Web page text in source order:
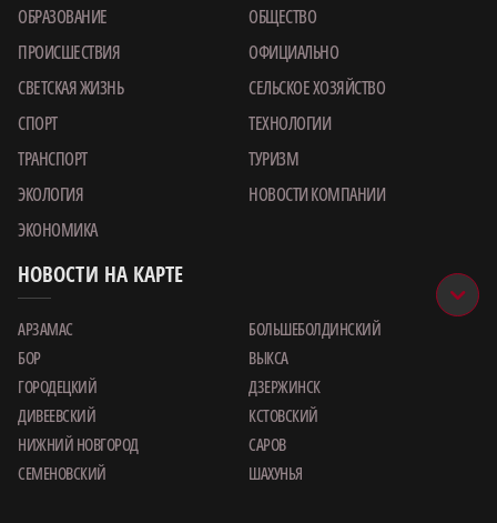
ОБРАЗОВАНИЕ
ОБЩЕСТВО
ПРОИСШЕСТВИЯ
ОФИЦИАЛЬНО
СВЕТСКАЯ ЖИЗНЬ
СЕЛЬСКОЕ ХОЗЯЙСТВО
СПОРТ
ТЕХНОЛОГИИ
ТРАНСПОРТ
ТУРИЗМ
ЭКОЛОГИЯ
НОВОСТИ КОМПАНИИ
ЭКОНОМИКА
НОВОСТИ НА КАРТЕ
АРЗАМАС
БОЛЬШЕБОЛДИНСКИЙ
БОР
ВЫКСА
ГОРОДЕЦКИЙ
ДЗЕРЖИНСК
ДИВЕЕВСКИЙ
КСТОВСКИЙ
НИЖНИЙ НОВГОРОД
САРОВ
СЕМЕНОВСКИЙ
ШАХУНЬЯ